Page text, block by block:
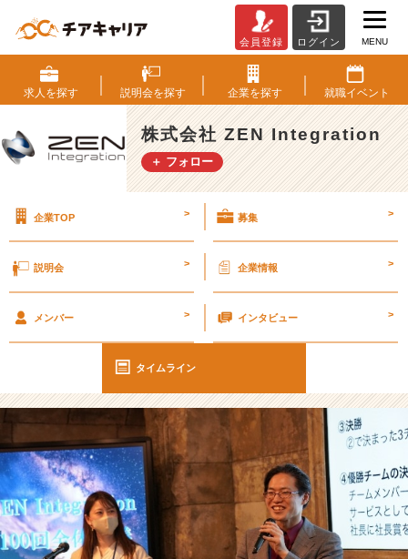
長
ラ
ン
チ
会
や
4
5
卒
【株
会
社
会員登録 ログイン MENU
求人を探す 説明会を探す 企業を探す 就職イベント
株式会社 ZEN Integration
＋ フォロー
企業TOP > 募集 >
説明会 > 企業情報 >
メンバー > インタビュー >
タイムライン